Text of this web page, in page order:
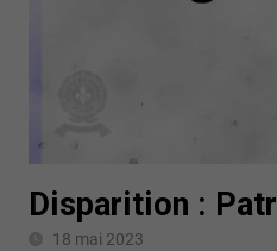
Disparition :
18 mai 2023